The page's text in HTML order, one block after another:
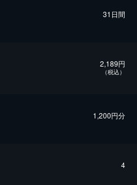
31日間
2,189円
（税込）
1,200円分
4